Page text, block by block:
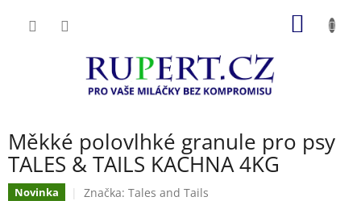
Měkké polovlhké granule pro psy
TALES & TAILS KACHNA 4KG
Novinka Značka: Tales and Tails